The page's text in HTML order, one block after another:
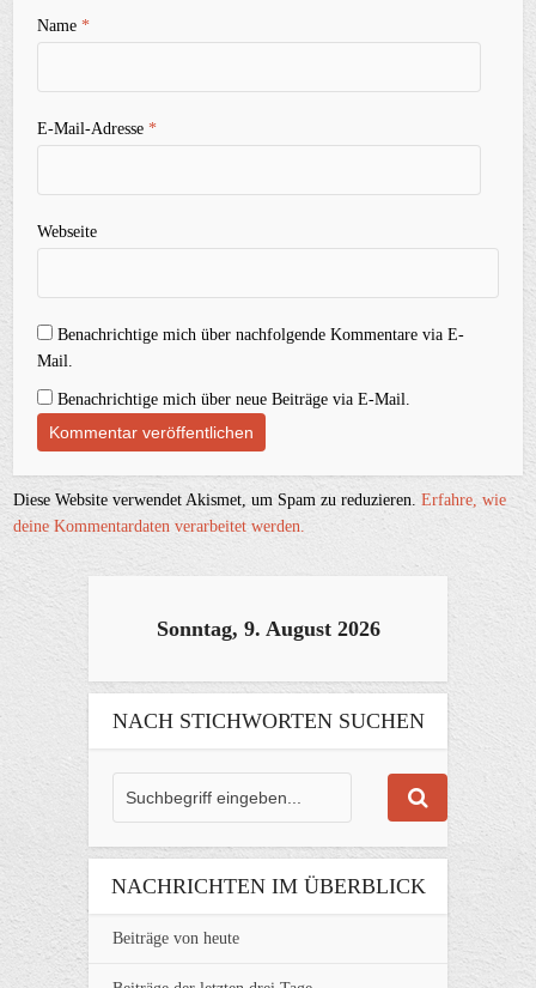
Name*
E-Mail-Adresse*
Webseite
Benachrichtige mich über nachfolgende Kommentare via E-
Mail.
Benachrichtige mich über neue Beiträge via E-Mail.
Diese Website verwendet Akismet, um Spam zu reduzieren.Erfahre, wie
deine Kommentardaten verarbeitet werden.
Sonntag, 9. August 2026
NACH STICHWORTEN SUCHEN
NACHRICHTEN IM ÜBERBLICK
Beiträge von heute